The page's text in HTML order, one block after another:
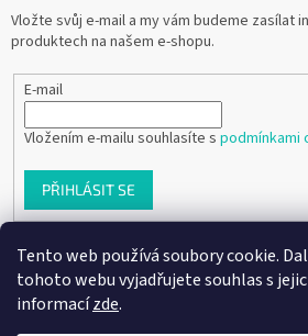
Tento web používá soubory cookie.
tohoto webu vyjadřujete souhlas s
informacízde.
Vložte svůj e-mail a my vám budeme zasílat
produktech na našem e-shopu.
E-mail
Vložením e-mailu souhlasíte s podmínkami
PŘIHLÁSIT SE
Vytvořil